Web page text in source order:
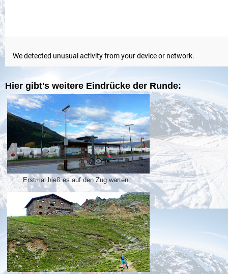
Hier gibt's weitere Eindrücke der Runde:
Erstmal hieß es auf den Zug warten...